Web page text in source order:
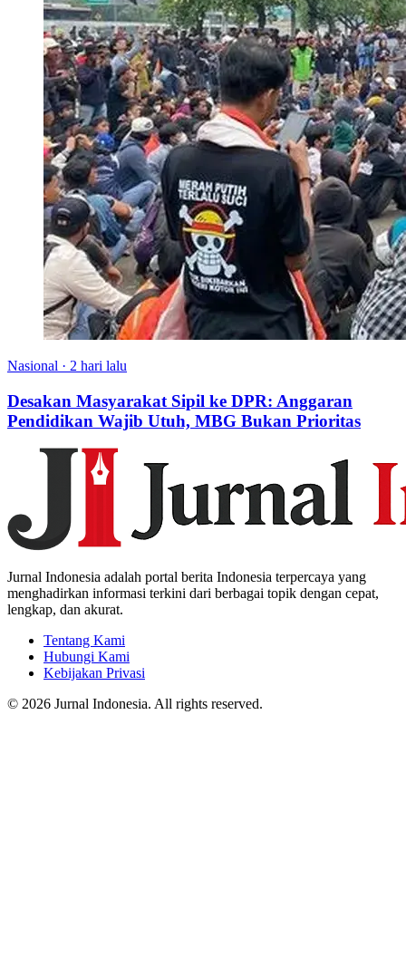
Nasional · 2 hari lalu
Desakan Masyarakat Sipil ke DPR: Anggaran
Pendidikan Wajib Utuh, MBG Bukan Prioritas
Jurnal Indonesia adalah portal berita Indonesia terpercaya yang
menghadirkan informasi terkini dari berbagai topik dengan cepat,
lengkap, dan akurat.
Tentang Kami
Hubungi Kami
Kebijakan Privasi
© 2026 Jurnal Indonesia. All rights reserved.